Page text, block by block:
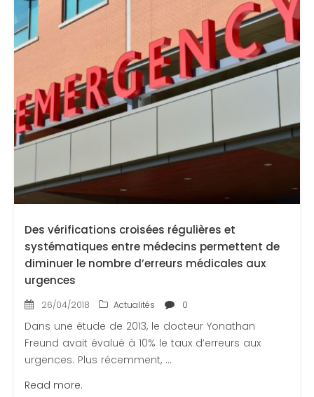
Des vérifications croisées régulières et
systématiques entre médecins permettent de
diminuer le nombre d’erreurs médicales aux
urgences
26/04/2018 Actualités 0
Dans une étude de 2013, le docteur Yonathan
Freund avait évalué à 10% le taux d’erreurs aux
urgences. Plus récemment, ...
Read more.